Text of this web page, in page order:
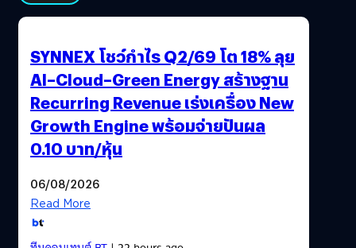
SYNNEX โชว์กำไร Q2/69 โต 18% ลุย
AI–Cloud–Green Energy สร้างฐาน
Recurring Revenue เร่งเครื่อง New
Growth Engine พร้อมจ่ายปันผล
0.10 บาท/หุ้น
06/08/2026
Read More